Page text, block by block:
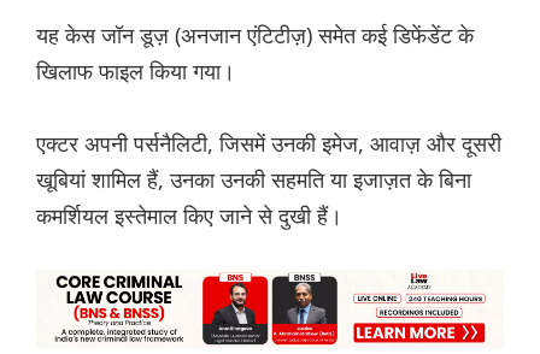
यह केस जॉन डूज़ (अनजान एंटिटीज़) समेत कई डिफेंडेंट के
खिलाफ फाइल किया गया।
एक्टर अपनी पर्सनैलिटी, जिसमें उनकी इमेज, आवाज़ और दूसरी
खूबियां शामिल हैं, उनका उनकी सहमति या इजाज़त के बिना
कमर्शियल इस्तेमाल किए जाने से दुखी हैं।